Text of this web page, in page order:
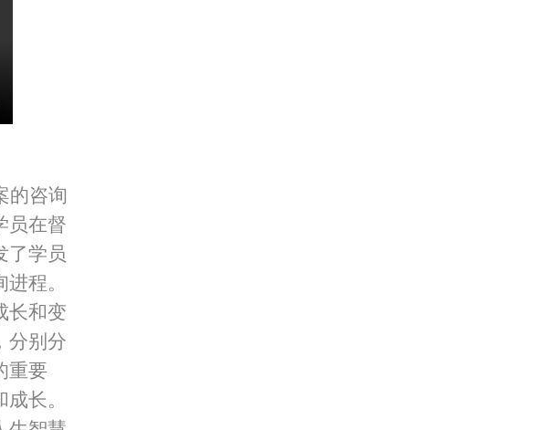
的咨询
员在督
了学员
程。
长和变
分别分
重要
长。